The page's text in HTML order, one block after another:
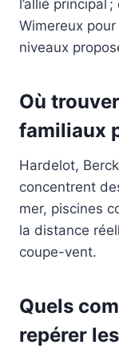
l’allié principal
Wimereux
niveaux
Où
familiaux
Hardelot,
concentrent
mer, piscines
la distance
coupe-vent.
Quels
repérer